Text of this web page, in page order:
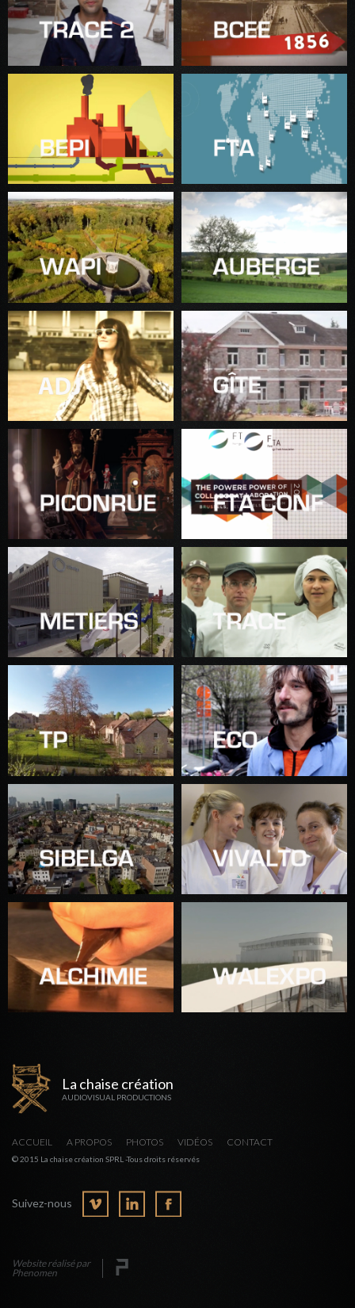
La chaise création
AUDIOVISUAL PRODUCTIONS
ACCUEIL A PROPOS PHOTOS VIDÉOS CONTACT
© 2015 La chaise création SPRL -Tous droits réservés
Suivez-nous
Website réalisé par
Phenomen